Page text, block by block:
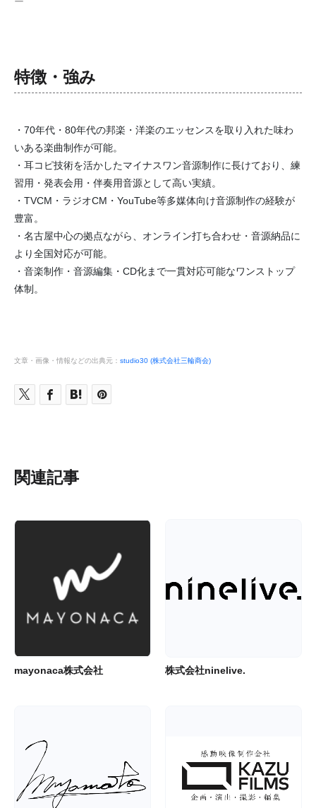
特徴・強み
・70年代・80年代の邦楽・洋楽のエッセンスを取り入れた味わ
いある楽曲制作が可能。
・耳コピ技術を活かしたマイナスワン音源制作に長けており、練
習用・発表会用・伴奏用音源として高い実績。
・TVCM・ラジオCM・YouTube等多媒体向け音源制作の経験が
豊富。
・名古屋中心の拠点ながら、オンライン打ち合わせ・音源納品に
より全国対応が可能。
・音楽制作・音源編集・CD化まで一貫対応可能なワンストップ
体制。
文章・画像・情報などの出典元： studio30 (株式会社三輪商会)
関連記事
mayonaca株式会社 株式会社ninelive.